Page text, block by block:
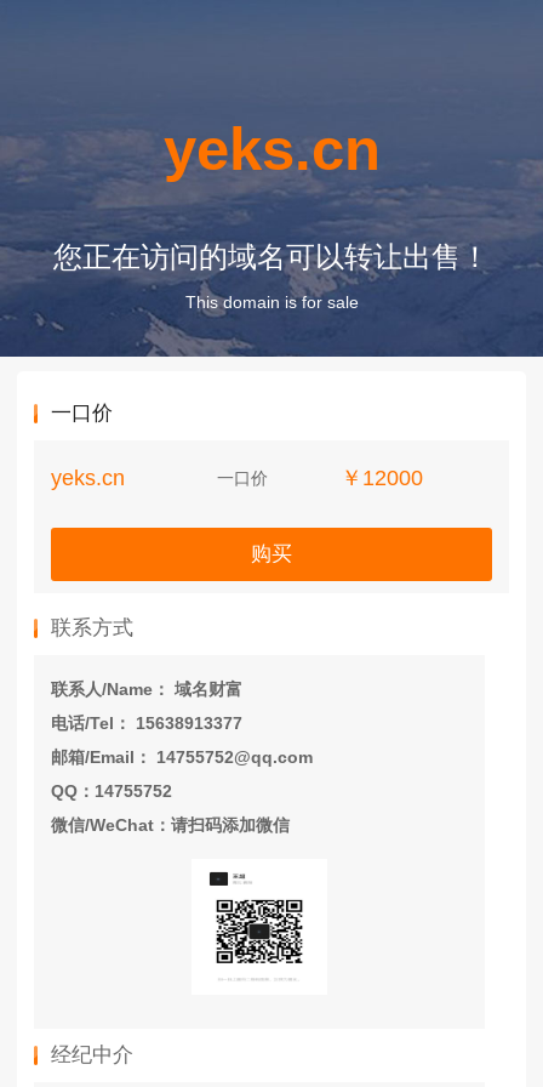
yeks.cn
您正在访问的域名可以转让出售！
This domain is for sale
一口价
yeks.cn 一口价 ￥12000
购买
联系方式
联系人/Name： 域名财富
电话/Tel： 15638913377
邮箱/Email： 14755752@qq.com
QQ：14755752
微信/WeChat：请扫码添加微信
经纪中介